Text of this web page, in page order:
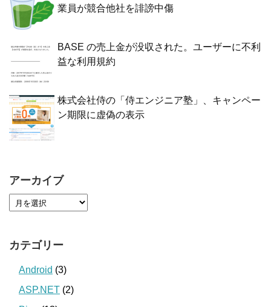
業員が競合他社を誹謗中傷
BASE の売上金が没収された。ユーザーに不利
益な利用規約
株式会社侍の「侍エンジニア塾」、キャンペー
ン期限に虚偽の表示
アーカイブ
カテゴリー
Android (3)
ASP.NET (2)